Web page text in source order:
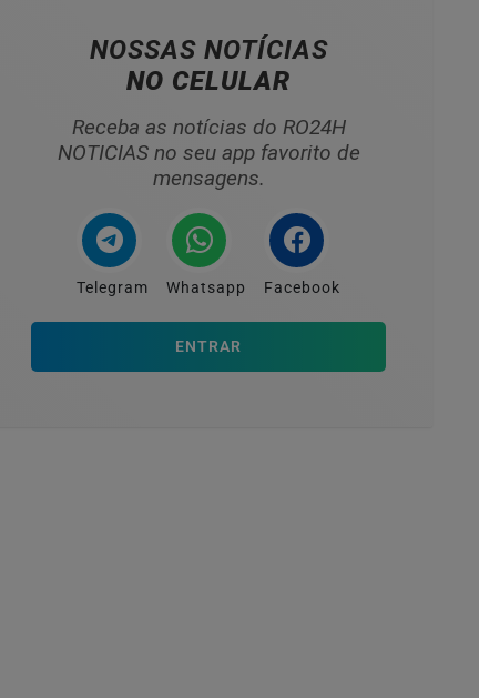
NOSSAS NOTÍCIAS
NO CELULAR
Receba as notícias do RO24H
NOTICIAS no seu app favorito de
mensagens.
Telegram Whatsapp Facebook
ENTRAR